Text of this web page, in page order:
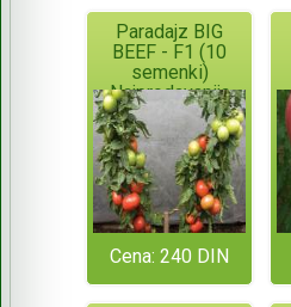
Paradajz BIG
BEEF - F1 (10
semenki)
Najprodavanija
hibridna sorta!!!
Cena: 240 DIN